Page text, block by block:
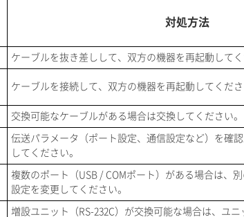
対処方法
ケーブルを抜き差しして、双方の機器を再起動してく
ケーブルを接続して、双方の機器を再起動してくださ
交換可能なケーブルがある場合は交換してください。
伝送パラメータ（ポート設定、通信設定など）を確
してください。
複数のポート（USB / COMポート）がある場合は、
設定を変更してください。
増設ユニット（RS-232C）が交換可能な場合は、ユニ